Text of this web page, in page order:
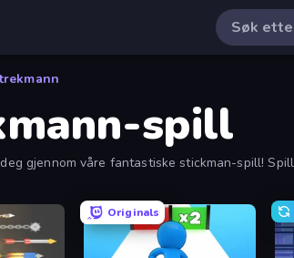
spill
gjennom våre fantastiske stickman-spill!
Originals